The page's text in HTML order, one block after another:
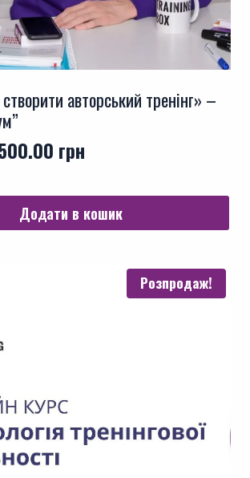
авторський тренінг» –
грн.
грн
500.00 грн.
Додати в кошик
Розпродаж!